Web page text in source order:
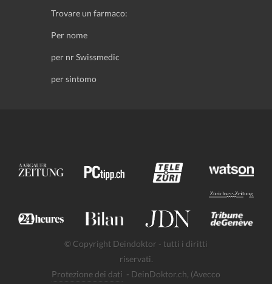
Trovare un farmaco:
Per nome
per nr Swissmedic
per sintomo
© Copyright Deindoktor - tutti i diritti
riservati.
Protezione dei dati - DeinDoktor.ch, (Avecco